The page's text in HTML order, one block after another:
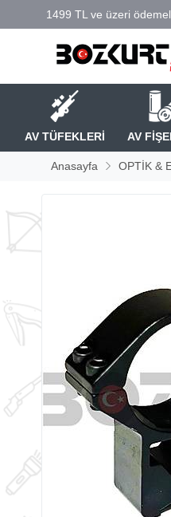
AV TÜFEKLERİ AV
Anasayfa OPTİK &